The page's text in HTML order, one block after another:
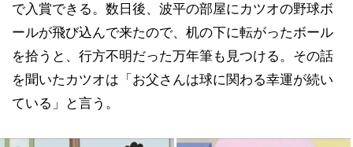
で入賞できる。数日後、波平の部屋にカツオの野球ボ
ールが飛び込んで来たので、机の下に転がったボール
を拾うと、行方不明だった万年筆も見つける。その話
を聞いたカツオは「お父さんは球に関わる幸運が続い
ている」と言う。